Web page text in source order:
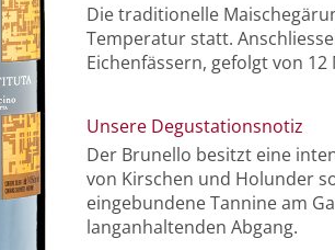
Die traditionelle
Temperatur statt.
Eichenfässern, gefolgt von
Unsere Degustationsnotiz
Der Brunello besitzt eine
von Kirschen und Holunder
eingebundene Tannine am
langanhaltenden Abgang.